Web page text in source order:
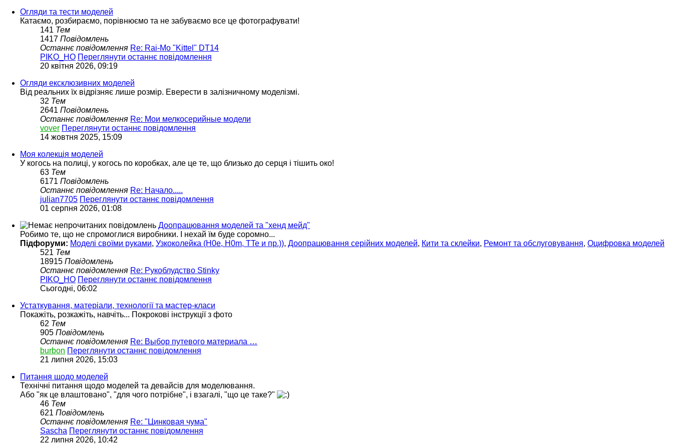
Огляди та тести моделей
Катаємо, розбираємо, порівнюємо та не забуваємо все це фотографувати!
141 Тем
1417 Повідомлень
Останнє повідомлення Re: Rai-Mo "Kittel" DT14
PIKO_HO Переглянути останнє повідомлення
20 квітня 2026, 09:19
Огляди ексклюзивних моделей
Від реальних їх відрізняє лише розмір. Еверести в залізничному моделізмі.
32 Тем
2641 Повідомлень
Останнє повідомлення Re: Мои мелкосерийные модели
vover Переглянути останнє повідомлення
14 жовтня 2025, 15:09
Моя колекція моделей
У когось на полиці, у когось по коробках, але це те, що близько до серця і тішить око!
63 Тем
6171 Повідомлень
Останнє повідомлення Re: Начало.....
julian7705 Переглянути останнє повідомлення
01 серпня 2026, 01:08
Доопрацювання моделей та "хенд мейд"
Робимо те, що не спромоглися виробники. І нехай їм буде соромно...
Підфоруми: Моделі своїми руками, Узкоколейка (H0e, H0m, TTe и пр.)), Доопрацювання серійних моделей, Кити та склейки, Ремонт та обслуговування, Оцифровка моделей
521 Тем
18915 Повідомлень
Останнє повідомлення Re: Рукоблудство Stinky
PIKO_HO Переглянути останнє повідомлення
Сьогодні, 06:02
Устаткування, матеріали, технології та мастер-класи
Покажіть, розкажіть, навчіть... Покрокові інструкції з фото
62 Тем
905 Повідомлень
Останнє повідомлення Re: Выбор путевого материала …
burbon Переглянути останнє повідомлення
21 липня 2026, 15:03
Питання щодо моделей
Технічні питання щодо моделей та девайсів для моделювання.
Або "як це влаштовано", "для чого потрібне", і взагалі, "що це таке?"
46 Тем
621 Повідомлень
Останнє повідомлення Re: "Цинковая чума"
Sascha Переглянути останнє повідомлення
22 липня 2026, 10:42